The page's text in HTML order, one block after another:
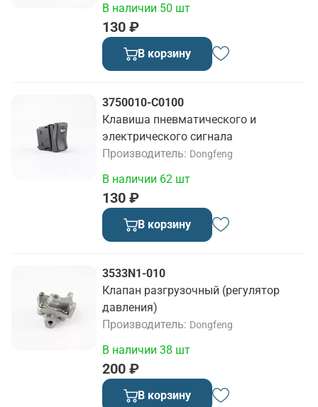
130 ₽
В наличии 50 шт
В корзину
3750010-C0100
Клавиша пневматического и
электрического сигнала
Производитель
Dongfeng
130 ₽
В наличии 62 шт
В корзину
3533N1-010
Клапан разгрузочный (регулятор
давления)
Производитель
Dongfeng
200 ₽
В наличии 38 шт
В корзину